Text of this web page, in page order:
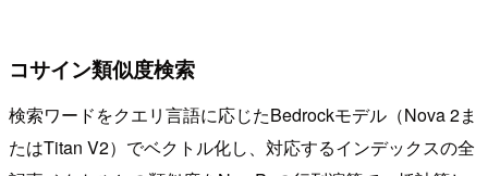
コサイン類似度検索
検索ワードをクエリ言語に応じたBedrockモデル（Nova 2ま
たはTitan V2）でベクトル化し、対応するインデックスの全